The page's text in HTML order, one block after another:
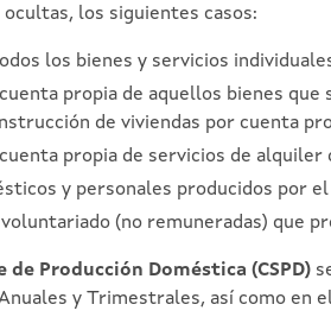
los siguientes casos:
los bienes y servicios
propia de aquellos bienes
de viviendas por cuenta
propia de servicios de
y personales producidos por
(no remuneradas) que
Producción Doméstica (CSPD)
y Trimestrales, así como en